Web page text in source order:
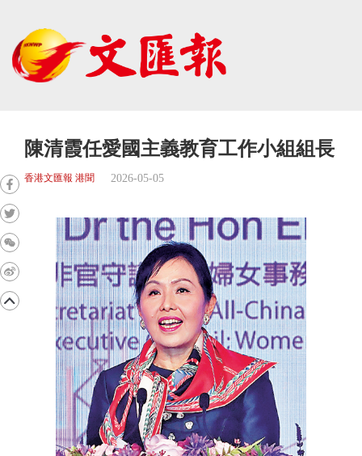
陳清霞任愛國主義教育工作小組組長
香港文匯報 港聞 2026-05-05